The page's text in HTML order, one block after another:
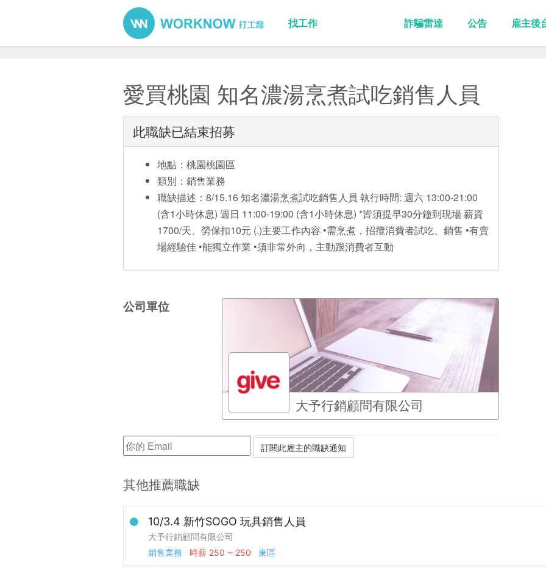
找工作 詐騙雷達 公告 雇主後
愛買桃園 知名濃湯烹煮試吃銷售人員
此職缺已結束招募
地點：桃園桃園區
類別：銷售業務
職缺描述：8/15.16 知名濃湯烹煮試吃銷售人員 執行時間: 週六 13:00-21:00
(含1小時休息) 週日 11:00-19:00 (含1小時休息) *皆須提早30分鐘到現場 薪資
1700/天、勞保扣10元 (.)主要工作內容 •需烹煮，招攬消費者試吃、銷售 •有賣
場經驗佳 •能獨立作業 •須非常外向，主動跟消費者互動
公司單位
大予行銷顧問有限公司
其他推薦職缺
10/3.4 新竹SOGO 玩具銷售人員
大予行銷顧問有限公司
銷售業務
時薪 250 ~ 250 東區